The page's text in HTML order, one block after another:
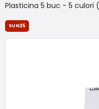
Plasticina 5 buc - 5 culori
SUN25